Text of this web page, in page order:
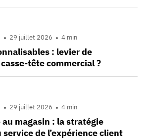
29 juillet 2026 4 min
: levier de
tête commercial ?
29 juillet 2026 4 min
magasin : la stratégie
de l’expérience client